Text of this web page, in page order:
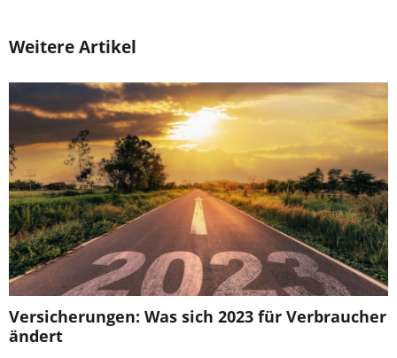
Weitere Artikel
Versicherungen: Was sich 2023 für Verbraucher
ändert